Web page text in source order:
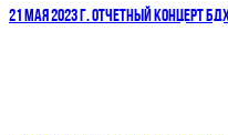
21 МАЯ 2023 Г. ОТЧЕТНЫЙ КОНЦЕРТ